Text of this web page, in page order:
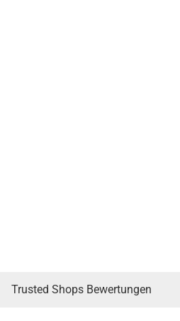
Trusted Shops Bewertungen